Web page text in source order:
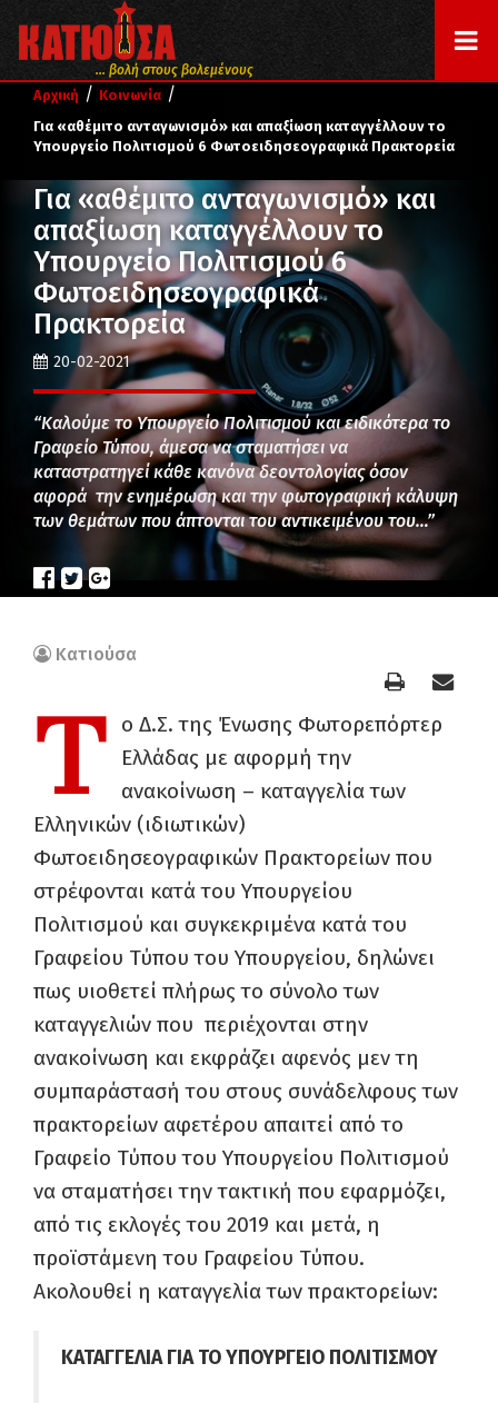
... βολή στους βολεμένους
Αρχική / Κοινωνία /
Για «αθέμιτο ανταγωνισμό» και απαξίωση καταγγέλλουν το
Υπουργείο Πολιτισμού 6 Φωτοειδησεογραφικά Πρακτορεία
Για «αθέμιτο ανταγωνισμό» και
απαξίωση καταγγέλλουν το
Υπουργείο Πολιτισμού 6
Φωτοειδησεογραφικά
Πρακτορεία
20-02-2021
“Καλούμε το Υπουργείο Πολιτισμού και ειδικότερα το
Γραφείο Τύπου, άμεσα να σταματήσει να
καταστρατηγεί κάθε κανόνα δεοντολογίας όσον
αφορά την ενημέρωση και την φωτογραφική κάλυψη
των θεμάτων που άπτονται του αντικειμένου του…”
Κατιούσα
Τ
ο Δ.Σ. της Ένωσης Φωτορεπόρτερ
Ελλάδας με αφορμή την
ανακοίνωση – καταγγελία των
Ελληνικών (ιδιωτικών)
Φωτοειδησεογραφικών Πρακτορείων που
στρέφονται κατά του Υπουργείου
Πολιτισμού και συγκεκριμένα κατά του
Γραφείου Τύπου του Υπουργείου, δηλώνει
πως υιοθετεί πλήρως το σύνολο των
καταγγελιών που περιέχονται στην
ανακοίνωση και εκφράζει αφενός μεν τη
συμπαράστασή του στους συνάδελφους των
πρακτορείων αφετέρου απαιτεί από το
Γραφείο Τύπου του Υπουργείου Πολιτισμού
να σταματήσει την τακτική που εφαρμόζει,
από τις εκλογές του 2019 και μετά, η
προϊστάμενη του Γραφείου Τύπου.
Ακολουθεί η καταγγελία των πρακτορείων:
ΚΑΤΑΓΓΕΛΙΑ ΓΙΑ ΤΟ ΥΠΟΥΡΓΕΙΟ ΠΟΛΙΤΙΣΜΟΥ